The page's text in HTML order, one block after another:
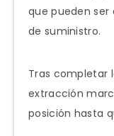
que pueden
de suministro.
Tras completar
extracción
posición hasta